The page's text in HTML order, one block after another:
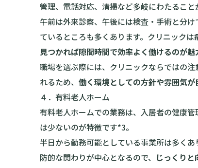
管理、電話対応、清掃など多岐にわたること
午前は外来診察、午後には検査・手術と分
ているところも多くあります。クリニックは
見つかれば隙間時間で効率よく働けるのが魅
職場を選ぶ際には、クリニックならではの
れるため、 働く環境としての方針や雰囲気が
４．有料老人ホーム
有料老人ホームでの業務は、入居者の健康
は少ないのが特徴です*3。
半日から勤務可能としている事業所は多く
防的な関わりが中心となるので、 じっくり